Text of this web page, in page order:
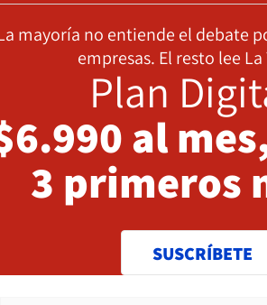
mayoría no entiende el debate
empresas. El resto lee
Plan
al
3 primeros
SUSCRÍBETE